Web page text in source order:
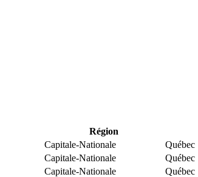
Région
Capitale-Nationale
Québec
Capitale-Nationale
Québec
Capitale-Nationale
Québec